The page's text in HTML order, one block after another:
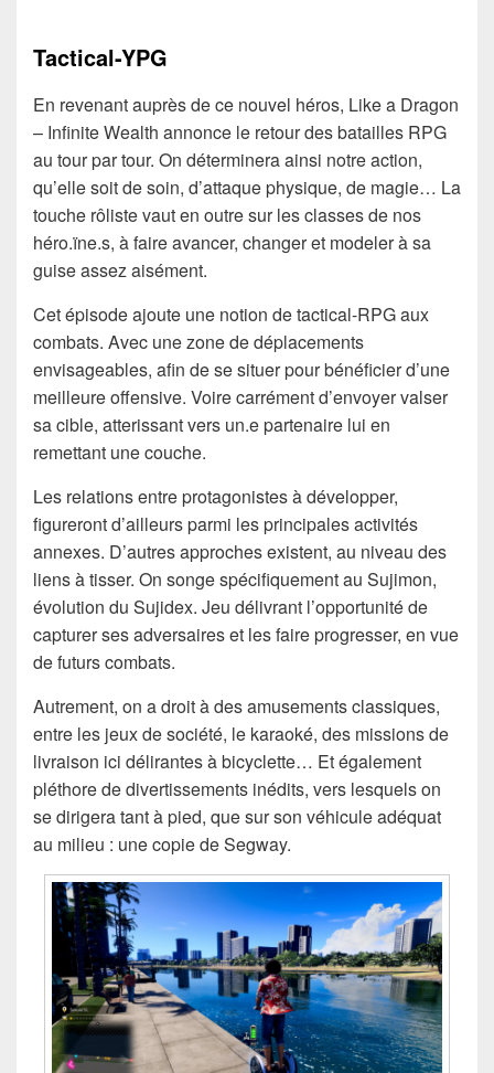
Tactical-YPG
En revenant auprès de ce nouvel héros, Like a Dragon
– Infinite Wealth annonce le retour des batailles RPG
au tour par tour. On déterminera ainsi notre action,
qu’elle soit de soin, d’attaque physique, de magie… La
touche rôliste vaut en outre sur les classes de nos
héro.ïne.s, à faire avancer, changer et modeler à sa
guise assez aisément.
Cet épisode ajoute une notion de tactical-RPG aux
combats. Avec une zone de déplacements
envisageables, afin de se situer pour bénéficier d’une
meilleure offensive. Voire carrément d’envoyer valser
sa cible, atterissant vers un.e partenaire lui en
remettant une couche.
Les relations entre protagonistes à développer,
figureront d’ailleurs parmi les principales activités
annexes. D’autres approches existent, au niveau des
liens à tisser. On songe spécifiquement au Sujimon,
évolution du Sujidex. Jeu délivrant l’opportunité de
capturer ses adversaires et les faire progresser, en vue
de futurs combats.
Autrement, on a droit à des amusements classiques,
entre les jeux de société, le karaoké, des missions de
livraison ici délirantes à bicyclette… Et également
pléthore de divertissements inédits, vers lesquels on
se dirigera tant à pied, que sur son véhicule adéquat
au milieu : une copie de Segway.